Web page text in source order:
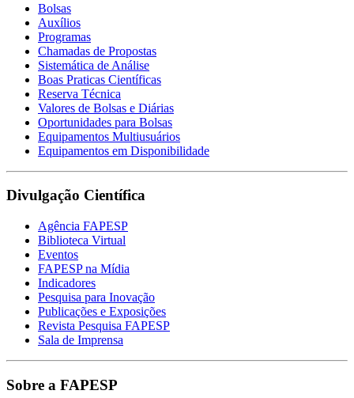
Bolsas
Auxílios
Programas
Chamadas de Propostas
Sistemática de Análise
Boas Praticas Científicas
Reserva Técnica
Valores de Bolsas e Diárias
Oportunidades para Bolsas
Equipamentos Multiusuários
Equipamentos em Disponibilidade
Divulgação Científica
Agência FAPESP
Biblioteca Virtual
Eventos
FAPESP na Mídia
Indicadores
Pesquisa para Inovação
Publicações e Exposições
Revista Pesquisa FAPESP
Sala de Imprensa
Sobre a FAPESP